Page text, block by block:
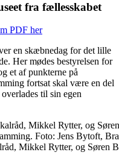
fra fællesskabet
PDF her
en skæbnedag for det lille
Her mødes bestyrelsen for
et af punkterne på
fortsat skal være en del
til sin egen
Mikkel Rytter, og Søren